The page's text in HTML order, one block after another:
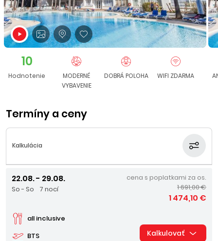
10
Hodnotenie
MODERNÉ
VYBAVENIE
DOBRÁ POLOHA WIFI ZDARMA
Termíny a ceny
Kalkulácia
22.08. - 29.08.
So - So 7 nocí
BTS
all inclusive
cena s poplatkami za os.
1 691,00 €
1 474,10 €
Kalkulovať